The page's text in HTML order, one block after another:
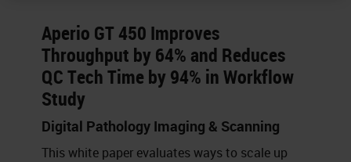
Aperio GT 450 Improves
Throughput by 64% and Reduces
QC Tech Time by 94% in Workflow
Study
Digital Pathology Imaging & Scanning
This white paper evaluates ways to scale up